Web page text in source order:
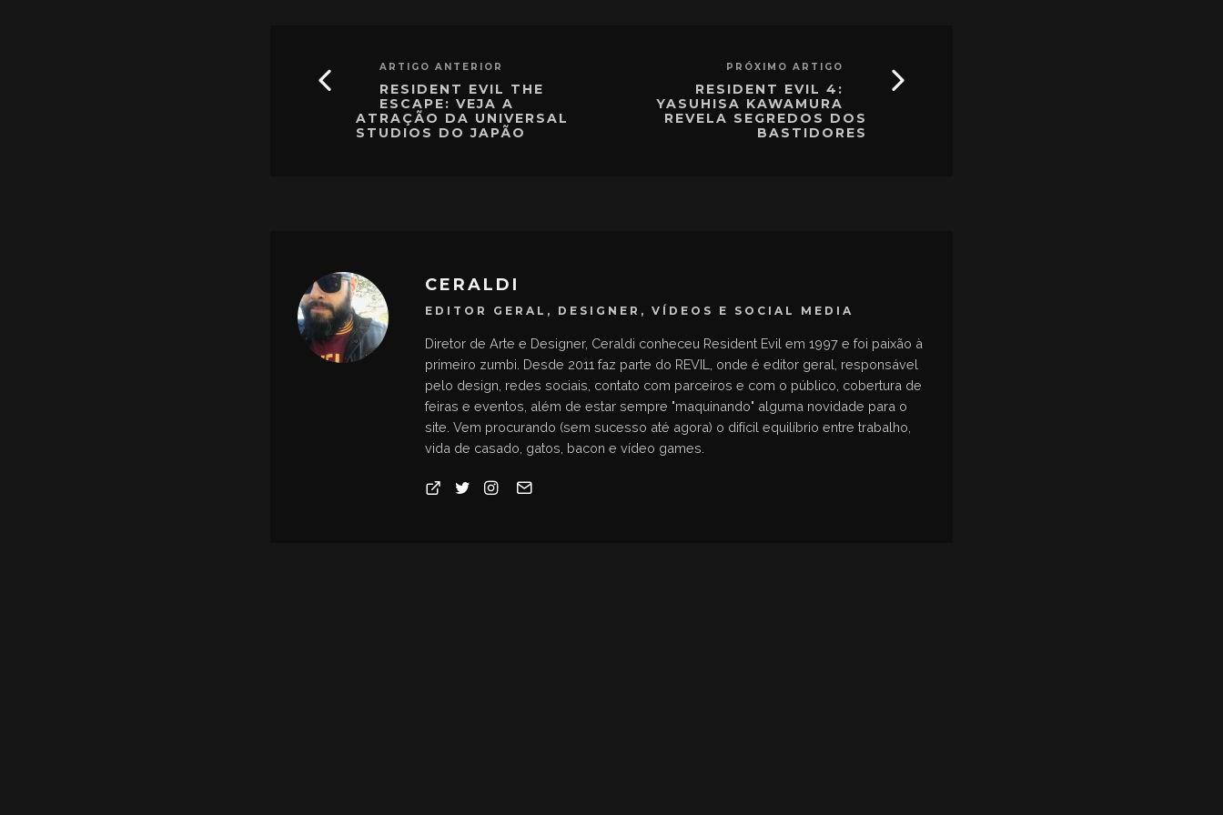
ARTIGO ANTERIOR
RESIDENT EVIL THE
ESCAPE: VEJA A
ATRAÇÃO DA UNIVERSAL
STUDIOS DO JAPÃO
PRÓXIMO ARTIGO
RESIDENT EVIL 4:
YASUHISA KAWAMURA
REVELA SEGREDOS DOS
BASTIDORES
CERALDI
EDITOR GERAL, DESIGNER, VÍDEOS E SOCIAL MEDIA
Diretor de Arte e Designer, Ceraldi conheceu Resident Evil em 1997 e foi paixão à
primeiro zumbi. Desde 2011 faz parte do REVIL, onde é editor geral, responsável
pelo design, redes sociais, contato com parceiros e com o público, cobertura de
feiras e eventos, além de estar sempre "maquinando" alguma novidade para o
site. Vem procurando (sem sucesso até agora) o difícil equilíbrio entre trabalho,
vida de casado, gatos, bacon e vídeo games.